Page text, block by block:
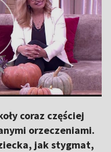
coraz częściej
orzeczeniami.
jak stygmat,